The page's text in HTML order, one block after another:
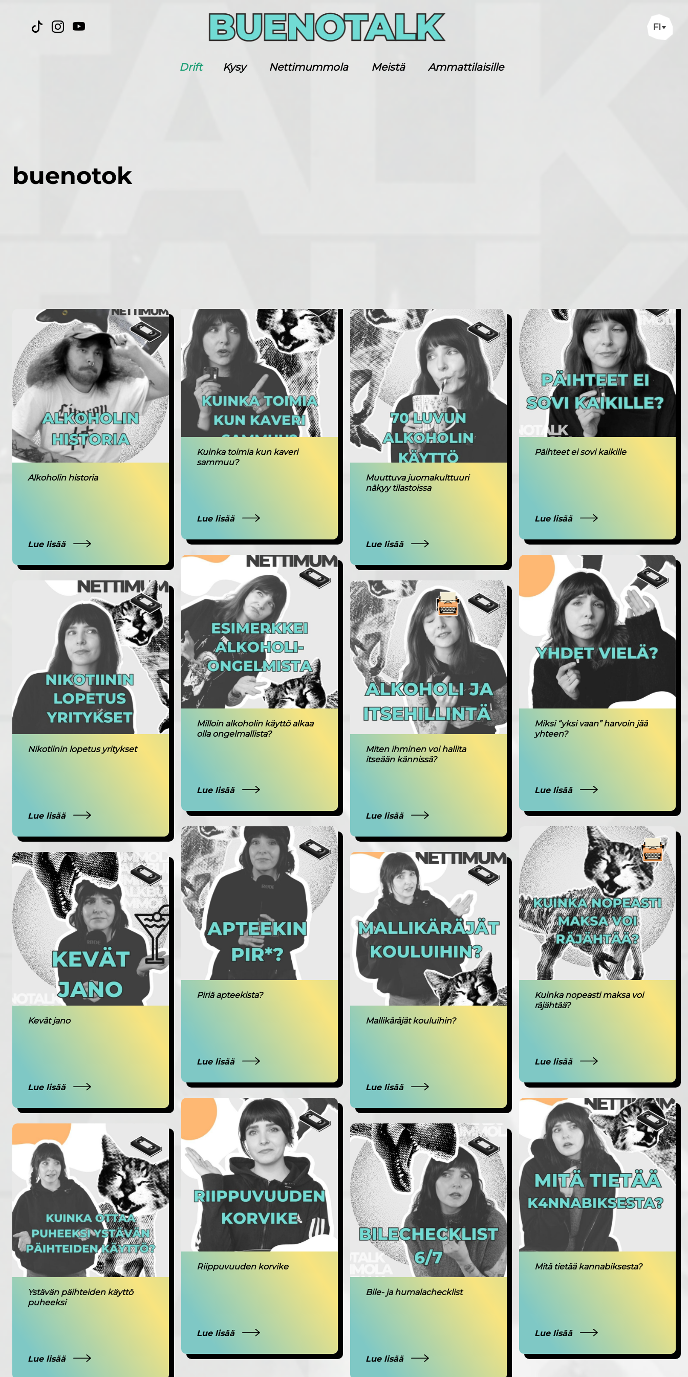
FI
Drift Kysy Nettimummola Meistä Ammattilaisille
buenotok
Alkoholin historia
Lue lisää
Kuinka toimia kun kaveri
sammuu?
Lue lisää
Muuttuva juomakulttuuri
näkyy tilastoissa
Lue lisää
Päihteet ei sovi kaikille
Lue lisää
Nikotiinin lopetus yritykset
Lue lisää
Milloin alkoholin käyttö alkaa
olla ongelmallista?
Lue lisää
Miten ihminen voi hallita
itseään kännissä?
Lue lisää
Miksi “yksi vaan” harvoin jää
yhteen?
Lue lisää
Kevät jano
Lue lisää
Piriä apteekista?
Lue lisää
Mallikäräjät kouluihin?
Lue lisää
Kuinka nopeasti maksa voi
räjähtää?
Lue lisää
Ystävän päihteiden käyttö
puheeksi
Lue lisää
Riippuvuuden korvike
Lue lisää
Bile- ja humalachecklist
Lue lisää
Mitä tietää kannabiksesta?
Lue lisää